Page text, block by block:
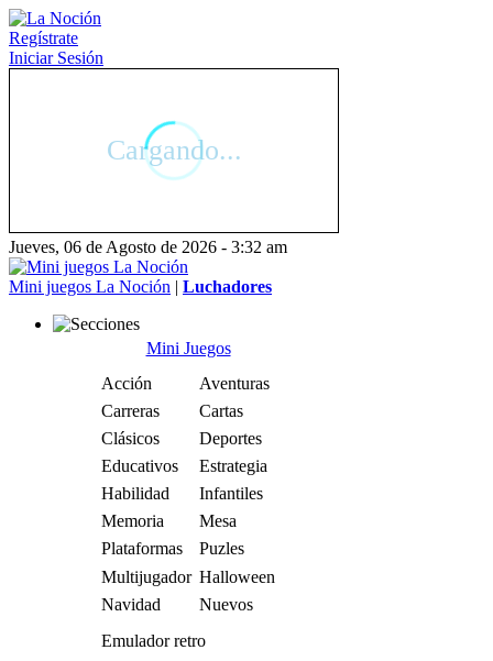
Regístrate
Iniciar Sesión
Jueves, 06 de Agosto de 2026 - 3:32 am
Mini juegos La Noción | Luchadores
Mini Juegos
Acción
Aventuras
Carreras
Cartas
Clásicos
Deportes
Educativos
Estrategia
Habilidad
Infantiles
Memoria
Mesa
Plataformas
Puzles
Multijugador Halloween
Navidad
Nuevos
Emulador retro